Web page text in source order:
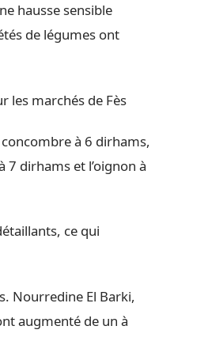
hausse sensible
de légumes ont
les marchés de Fès
à 6 dirhams,
dirhams et l’oignon à
ce qui
Nourredine El Barki,
augmenté de un à